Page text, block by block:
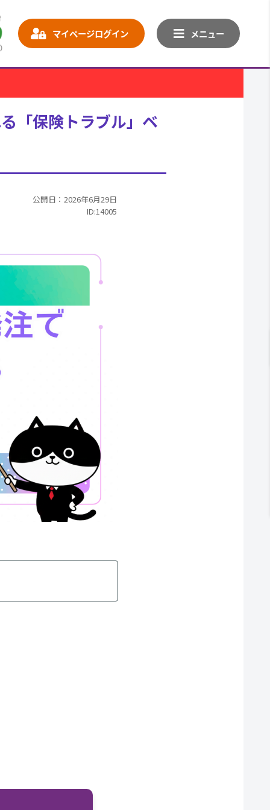
マイページログイン メニュー
「保険トラブル」ベ
公開日：2026年6月29日
ID:14005